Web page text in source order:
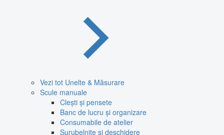
Vezi tot Unelte & Măsurare
Scule manuale
Clești și pensete
Banc de lucru și organizare
Consumabile de atelier
Șurubelnițe și deschidere